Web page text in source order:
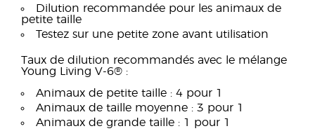
Dilution recommandée pour les animaux de
petite taille
Testez sur une petite zone avant utilisation
Taux de dilution recommandés avec le mélange
Young Living V-6® :
Animaux de petite taille : 4 pour 1
Animaux de taille moyenne : 3 pour 1
Animaux de grande taille : 1 pour 1